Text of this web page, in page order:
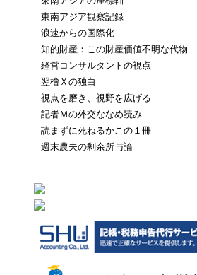
東南アジア観察記録
浪速からの国際化
知的財産：この財産価値不明な代物
経営コンサルタントの視点
翌檜Ｘの独白
視点を磨き、視野を広げる
記者Ｍの外交ななめ読み
読まずに死ねるかこの１冊
週末農夫の剰余所与論